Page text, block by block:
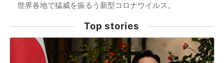
世界各地で猛威を振るう新型コロナウイルス。
Top stories